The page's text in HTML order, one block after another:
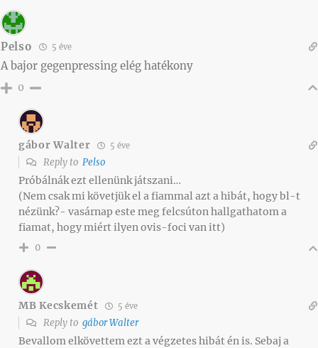
Pelso 5 éve
A bajor gegenpressing elég hatékony
0
gábor Walter 5 éve
Reply to Pelso
Próbálnák ezt ellenünk játszani…
(Nem csak mi követjük el a fiammal azt a hibát, hogy bl-t
nézünk?- vasárnap este meg felcsúton hallgathatom a
fiamat, hogy miért ilyen ovis-foci van itt)
0
MB Kecskemét 5 éve
Reply to gábor Walter
Bevallom elkövettem ezt a végzetes hibát én is. Sebaj a